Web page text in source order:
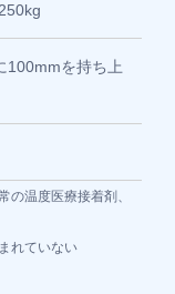
100mmを持ち上
の温度医療接着剤、
れていない